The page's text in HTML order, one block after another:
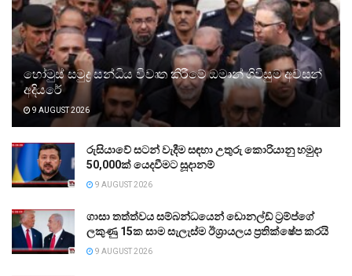
හෝමුස් සමුද්‍ර සන්ධිය විවෘත කිරීමේ ඔමාන් ගිවිසුම අවසන්
අදියරේ
9 AUGUST 2026
රුසියාවේ සටන් වැදීම සඳහා උතුරු කොරියානු හමුදා
50,000ක් යෙදවීමට සූදානම්
9 AUGUST 2026
ගාසා තත්ත්වය සම්බන්ධයෙන් ඩොනල්ඩ් ට්‍රම්ප්ගේ
ලකුණු 15ක සාම සැලැස්ම ඊශ්‍රායලය ප්‍රතික්ෂේප කරයි
9 AUGUST 2026